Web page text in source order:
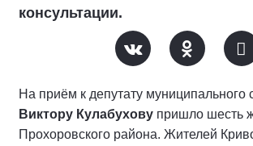
консультации.
На приём к депутату муниципального
Виктору Кулабухову пришло шесть
Прохоровского района. Жителей